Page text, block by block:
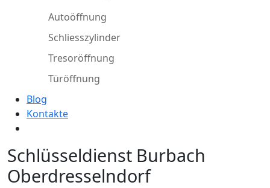
Autoöffnung
Schliesszylinder
Tresoröffnung
Türöffnung
Blog
Kontakte
Schlüsseldienst Burbach
Oberdresselndorf